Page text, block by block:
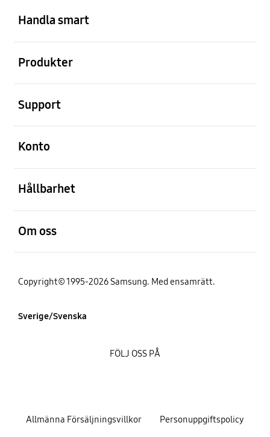
Handla smart
Produkter
Support
Konto
Hållbarhet
Om oss
Copyright© 1995-2026 Samsung. Med ensamrätt.
Sverige/Svenska
Allmänna Försäljningsvillkor Personuppgiftspolicy
FÖLJ OSS PÅ